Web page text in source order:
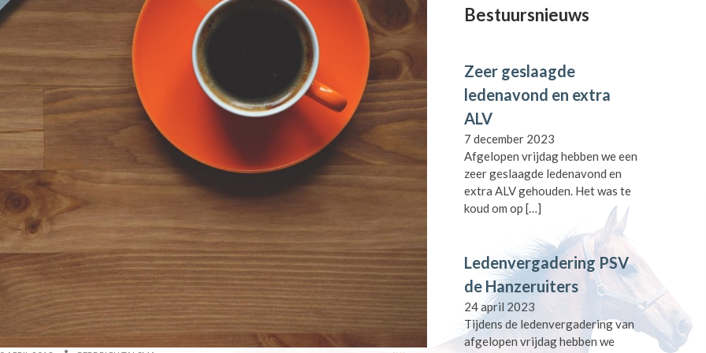
Bestuursnieuws
Zeer geslaagde
ledenavond en extra
ALV
7 december 2023
Afgelopen vrijdag hebben we een
zeer geslaagde ledenavond en
extra ALV gehouden. Het was te
koud om op […]
Ledenvergadering PSV
de Hanzeruiters
24 april 2023
Tijdens de ledenvergadering van
afgelopen vrijdag hebben we